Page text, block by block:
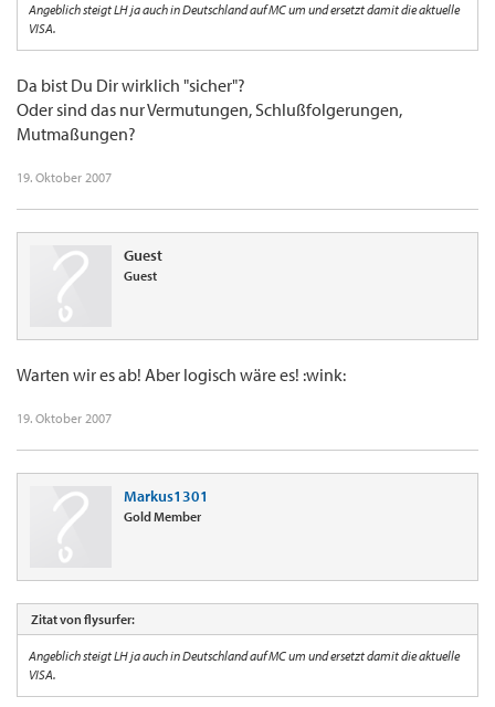
Angeblich steigt LH ja auch in Deutschland auf MC um und ersetzt damit die aktuelle
VISA.
Da bist Du Dir wirklich "sicher"?
Oder sind das nur Vermutungen, Schlußfolgerungen,
Mutmaßungen?
19. Oktober 2007
Guest
Guest
Warten wir es ab! Aber logisch wäre es! :wink:
19. Oktober 2007
Markus1301
Gold Member
Zitat von flysurfer:
Angeblich steigt LH ja auch in Deutschland auf MC um und ersetzt damit die aktuelle
VISA.